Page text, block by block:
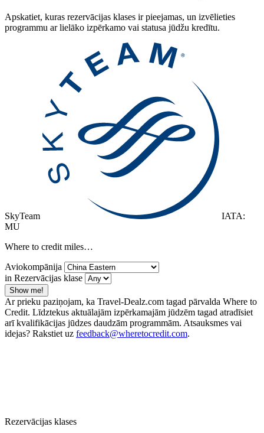
Apskatiet, kuras rezervācijas klases ir pieejamas, un izvēlieties
programmu ar lielāko izpērkamo vai statusa jūdžu kredītu.
SkyTeam
IATA:
MU
Where to credit miles…
Aviokompānija
in Rezervācijas klase
Show me!
Ar prieku paziņojam, ka Travel-Dealz.com tagad pārvalda Where to
Credit. Līdztekus aktuālajām izpērkamajām jūdzēm tagad atradīsiet
arī kvalifikācijas jūdzes daudzām programmām. Atsauksmes vai
idejas? Rakstiet uz feedback@wheretocredit.com.
Rezervācijas klases